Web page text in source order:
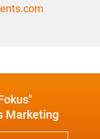
Marketing